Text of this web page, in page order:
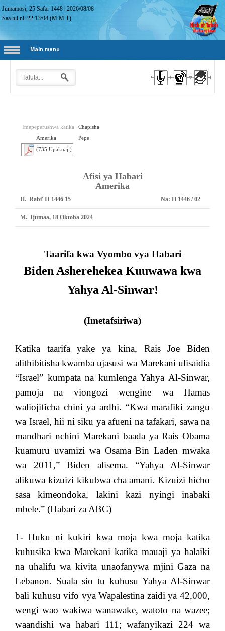
Jumamosi, 25 Safar 1448 |2026/08/08
Saa hii ni:22:13:05 (M.M.T)
Main menu
Imepeperushwa katika
Amerika
Chapisha
Pepe
(735 Upakuaji)
Afisi ya Habari
Amerika
H. 15 Rabi' II 1446 Na: 02 / 1446 H
M. Ijumaa, 18 Oktoba 2024
Taarifa kwa Vyombo vya Habari
BidenAsherehekea Kuuwawa kwa
Yahya Al-Sinwar!
(Imetafsiriwa)
Katika taarifa yake ya kina, Rais Joe Biden
alithibitisha kwamba ujasusi wa Marekani ulisaidia
“Israel” kumpata na kumlenga Yahya Al-Sinwar,
pamoja na viongozi wengine wa Hamas
waliojificha chini ya ardhi. “Kwa marafiki zangu
wa Israel, hii ni siku ya afueni na tafakari, sawa na
mandhari nchini Marekani baada ya Rais Obama
kuamuru uvamizi wa Osama Bin Laden mwaka
wa 2011,” Biden alisema. “Yahya Al-Sinwar
alikuwa kizuizi kikubwa cha amani. Kizuizi hicho
sasa kimeondoka, lakini kazi nyingi inabaki
mbele.” (Habari za ABC)
1- Huku ni kukiri kwa moja kwa moja katika
kuhusika kwa Marekani katika mauaji ya halaiki
na uhalifu wa kivita unaofanywa mjini Gaza na
Lebanon. Suala sio tu kuhusu Yahya Al-Sinwar
bali kuhusu vifo vya Wapalestina zaidi ya 42,000,
wengi wao wakiwa wanawake, watoto na wazee;
waandishi wa habari 111; wafanyikazi 224 wa